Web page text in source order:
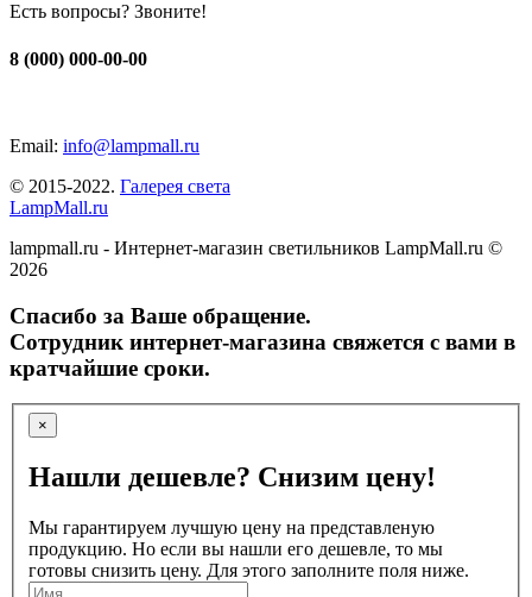
Есть вопросы? Звоните!
8 (000) 000-00-00
Email: info@lampmall.ru
© 2015-2022. Галерея света
LampMall.ru
lampmall.ru - Интернет-магазин светильников LampMall.ru ©
2026
Спасибо за Ваше обращение.
Сотрудник интернет-магазина свяжется с вами в
кратчайшие сроки.
×
Нашли дешевле? Снизим цену!
Мы гарантируем лучшую цену на представленую
продукцию. Но если вы нашли его дешевле, то мы
готовы снизить цену. Для этого заполните поля ниже.